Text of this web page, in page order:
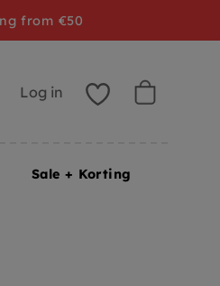
from €50
Log in
Sale + Korting